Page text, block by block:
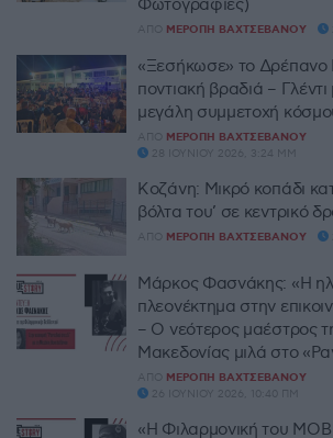
ΑΠΌ ΜΕΡΌΠΗ ΒΑΧΤΣΕΒΆΝΟΥ
«Ξεσήκωσε» το Δρέπανο
ποντιακή βραδιά –
μεγάλη συμμετοχή
ΑΠΌ ΜΕΡΌΠΗ ΒΑΧΤΣΕΒΆΝΟΥ
28 ΙΟΥΝΊΟΥ 2026, 3:24 ΜΜ
Κοζάνη: Μικρό κοπάδι
βόλτα του’ σε κεντρικό
ΑΠΌ ΜΕΡΌΠΗ ΒΑΧΤΣΕΒΆΝΟΥ
Μάρκος Φασνάκης: «Η
πλεονέκτημα στην
– Ο νεότερος μαέστρος
Μακεδονίας μιλά στο
ΑΠΌ ΜΕΡΌΠΗ ΒΑΧΤΣΕΒΆΝΟΥ
26 ΙΟΥΝΊΟΥ 2026, 10:40 ΠΜ
«Η Φιλαρμονική του